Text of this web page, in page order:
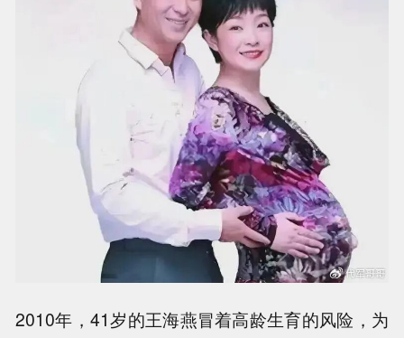
2010年，41岁的王海燕冒着高龄生育的风险，为